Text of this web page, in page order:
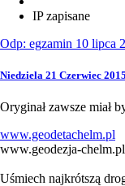
IP zapisane
Odp: egzamin 10 lipca
Niedziela 21 Czerwiec
Oryginał zawsze miał
www.geodetachelm.pl
www.geodezja-chelm.pl
Uśmiech najkrótszą